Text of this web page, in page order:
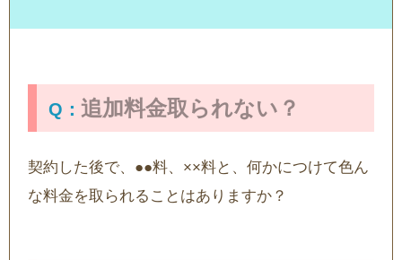
追加料金取られない？
契約した後で、●●料、××料と、何かにつけて色ん
な料金を取られることはありますか？